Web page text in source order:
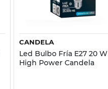
Vista rápida
CANDELA
Led Bulbo Fría E27 20 W
High Power Candela